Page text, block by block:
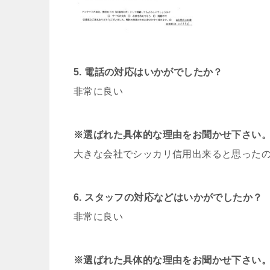
5. 電話の対応はいかがでしたか？
非常に良い
※選ばれた具体的な理由をお聞かせ下さい。
大きな会社でシッカリ信用出来ると思った
6. スタッフの対応などはいかがでしたか？
非常に良い
※選ばれた具体的な理由をお聞かせ下さい。